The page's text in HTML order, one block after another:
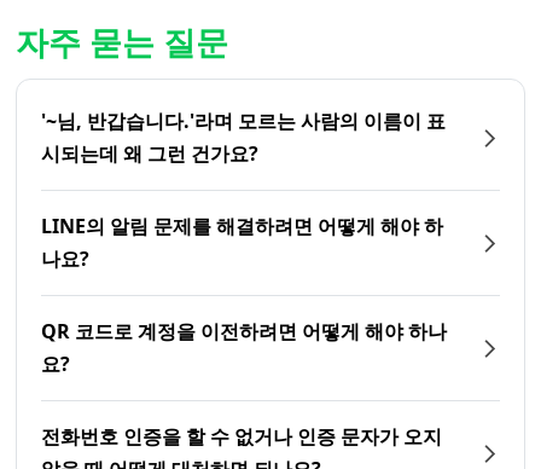
자주 묻는 질문
'~님, 반갑습니다.'라며 모르는 사람의 이름이 표
시되는데 왜 그런 건가요?
LINE의 알림 문제를 해결하려면 어떻게 해야 하
나요?
QR 코드로 계정을 이전하려면 어떻게 해야 하나
요?
전화번호 인증을 할 수 없거나 인증 문자가 오지